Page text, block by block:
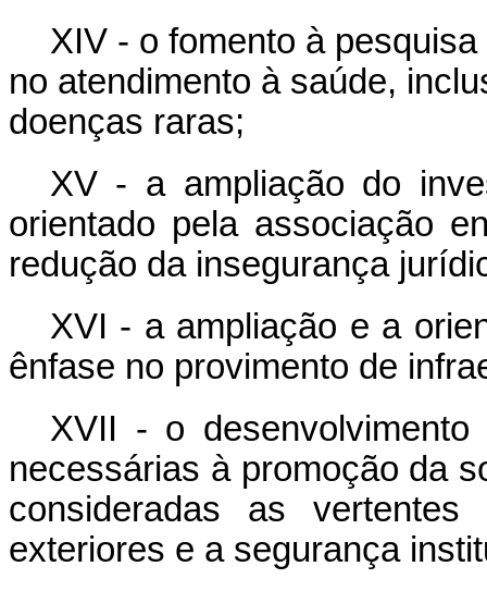
XIV - o fomento à
no atendimento à saúde,
doenças raras;
XV - a ampliação do
orientado pela associação
redução da insegurança
XVI - a ampliação e a
ênfase no provimento de
XVII - o
necessárias à promoção da
consideradas as
exteriores e a segurança